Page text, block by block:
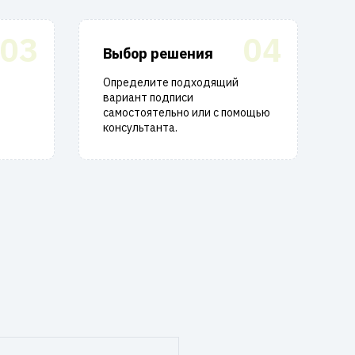
03 04
Выбор решения
Определите подходящий
вариант подписи
самостоятельно или с помощью
консультанта.